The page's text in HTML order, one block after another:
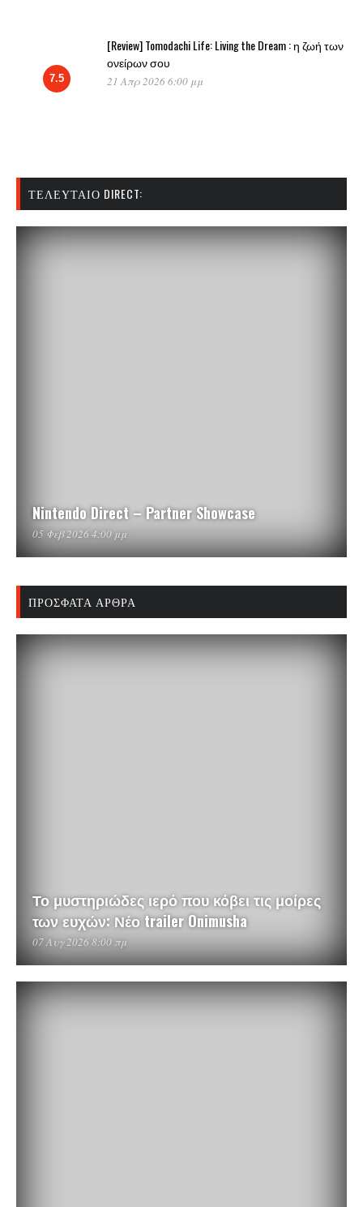
7.5
[Review] Tomodachi Life: Living the Dream : η ζωή των
ονείρων σου
21 Απρ 2026 6:00 μμ
ΤΕΛΕΥΤΑΊΟ DIRECT:
Nintendo Direct – Partner Showcase
05 Φεβ 2026 4:00 μμ
ΠΡΌΣΦΑΤΑ ΆΡΘΡΑ
Το μυστηριώδες ιερό που κόβει τις μοίρες
των ευχών: Νέο trailer Onimusha
07 Αυγ 2026 8:00 πμ